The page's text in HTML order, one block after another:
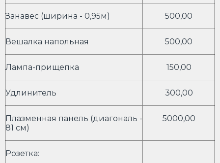
Занавес (ширина - 0,95м) 500,00
Вешалка напольная 500,00
Лампа-прищепка 150,00
Удлинитель 300,00
Плазменная панель (диагональ -
81 см)
5000,00
Розетка: